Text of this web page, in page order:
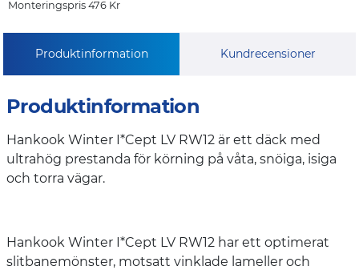
Monteringspris 476 Kr
Produktinformation Kundrecensioner
Produktinformation
Hankook Winter I*Cept LV RW12 är ett däck med
ultrahög prestanda för körning på våta, snöiga, isiga
och torra vägar.
Hankook Winter I*Cept LV RW12 har ett optimerat
slitbanemönster, motsatt vinklade lameller och